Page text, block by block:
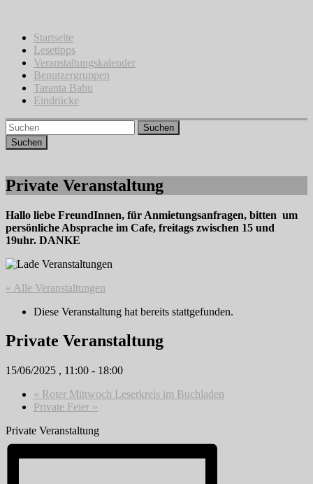
springenStartseite
Lesetipps
Veranstaltungskalender
Benutzergruppen
Taranta Babu
Eindrücke
Suchen
Private Veranstaltung
Hallo liebe FreundInnen, für Anmietungsanfragen, bitten um
persönliche Absprache im Cafe, freitags zwischen 15 und
19uhr. DANKE
« Alle Veranstaltungen
Diese Veranstaltung hat bereits stattgefunden.
Private Veranstaltung
15/06/2025 , 11:00 - 18:00
« Roter Mittwoch Leserkreis im Buchladen
Private Feier »
Private Veranstaltung